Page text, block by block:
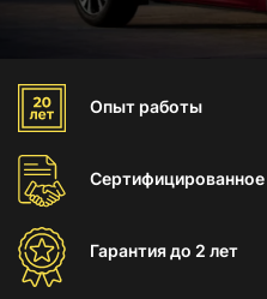
Опыт работы
Сертифицированное
Гарантиядо 2 лет